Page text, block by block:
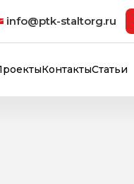
info@ptk-staltorg.ru
КонтактыСтатьи